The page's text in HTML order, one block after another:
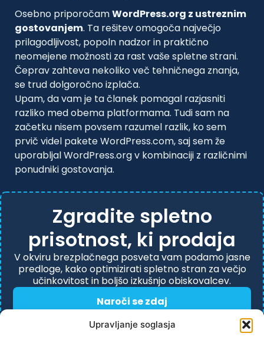
Upravljanje soglasja
Osebno priporočamWordPress.org z ustreznim
gostovanjem. Ta rešitev omogoča največjo
prilagodljivost, popoln nadzor in praktično
neomejene možnosti za rast vaše spletne strani.
Čeprav zahteva nekoliko več tehničnega znanja,
se trud dolgoročno izplača.
Upam, da vam je ta članek pomagal razjasniti
razliko med obema platformama. Tudi sam na
začetku nisem povsem razumel razlik, ko sem
prvič videl pakete WordPress.com, saj sem že
uporabljal WordPress.org v kombinaciji z različnimi
ponudniki gostovanja.
Zgradite spletno
prisotnost, ki prodaja
V okviru brezplačnega posveta vam podamo jasne
predloge, kako optimizirati spletno stran za večjo
učinkovitost in boljšo izkušnjo obiskovalcev.
Naroči se zdaj